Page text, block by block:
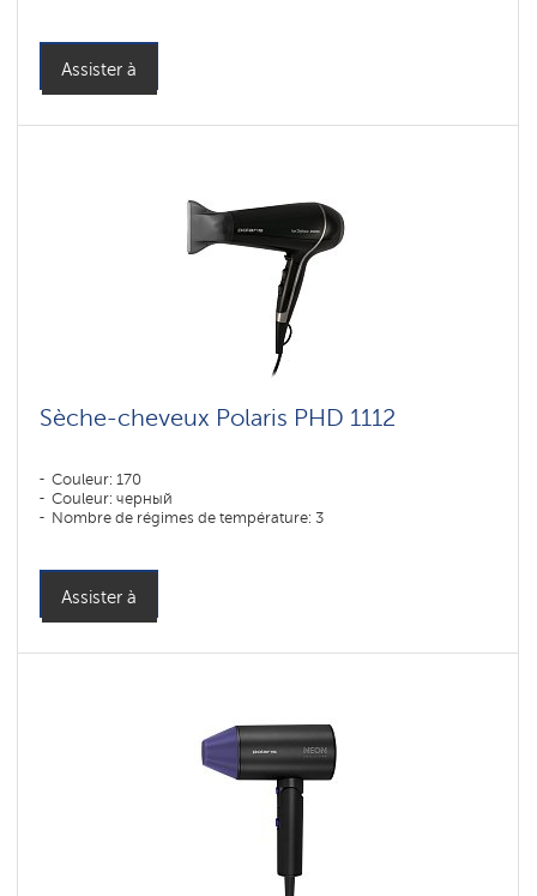
Assister à
Sèche-cheveux Polaris PHD 1112
Couleur: 170
Couleur: черный
Nombre de régimes de température: 3
Assister à